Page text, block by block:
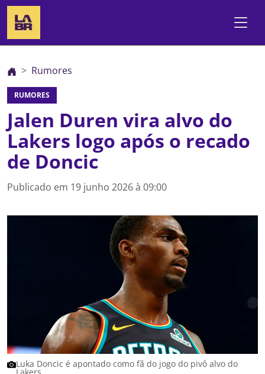
Rumores
RUMORES
Jalen Duren vira alvo do
Lakers logo após o recado
de Doncic
Publicado em 19 junho 2026 à 09:00
Luka Doncic é apontado como fã do jogo do pivô alvo do